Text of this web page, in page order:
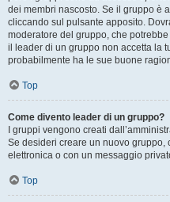
dei membri nascosto. Se il gruppo è
cliccando sul pulsante apposito.
moderatore del gruppo, che
il leader di un gruppo non accetta la
probabilmente ha le sue buone
Top
Come divento leader di un gruppo?
I gruppi vengono creati
Se desideri creare un nuovo gruppo,
elettronica o con un messaggio
Top